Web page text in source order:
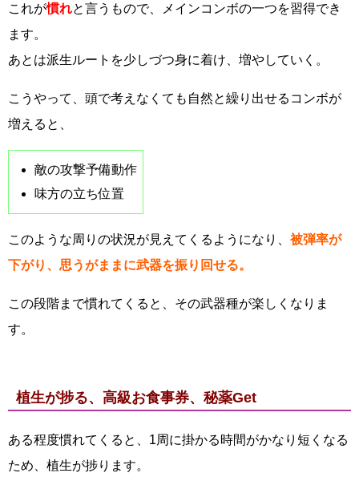
これが慣れと言うもので、メインコンボの一つを習得でき
ます。
あとは派生ルートを少しづつ身に着け、増やしていく。
こうやって、頭で考えなくても自然と繰り出せるコンボが
増えると、
敵の攻撃予備動作
味方の立ち位置
このような周りの状況が見えてくるようになり、 被弾率が
下がり、思うがままに武器を振り回せる。
この段階まで慣れてくると、その武器種が楽しくなりま
す。
植生が捗る、高級お食事券、秘薬Get
ある程度慣れてくると、1周に掛かる時間がかなり短くなる
ため、植生が捗ります。